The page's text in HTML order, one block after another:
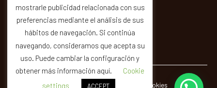
© REGAS · Legal Privacity Cookies Quality
mostrarle publicidad relacionada con sus
preferencias mediante el análisis de sus
hábitos de navegación. Si continúa
navegando, consideramos que acepta su
uso. Puede cambiar la configuración y
obtener más información aquí.
Cookie
settings
ACCEPT